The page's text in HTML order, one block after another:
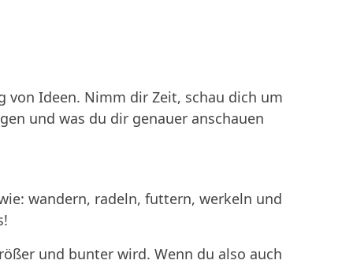
von Ideen. Nimm dir Zeit, schau dich um
und was du dir genauer anschauen
wandern, radeln, futtern, werkeln und
und bunter wird. Wenn du also auch